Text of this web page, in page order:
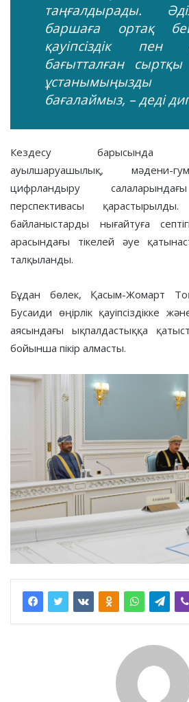
таңғалдырады.
баршаға ортақ
қауіпсіздік пен
бағытталған сыртқы
бағалаймыз, – деді
Кездесу барысында
ауылшаруашылық, мәдени-
цифрландыру
перспективасы
байланыстарды нығайтуға
арасындағы тікелей әуе
талқыланды.
Бұдан бөлек, Қасым-Жомарт
Бусаиди өңірлік қауіпсіздікке
аясындағы ықпалдастыққа
бойынша пікір алмасты.